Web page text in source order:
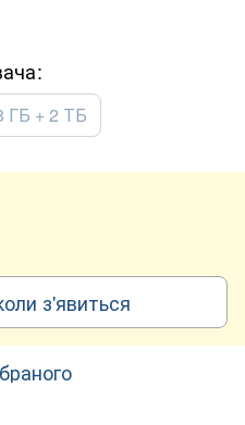
ГБ + 2 ТБ
з'явиться